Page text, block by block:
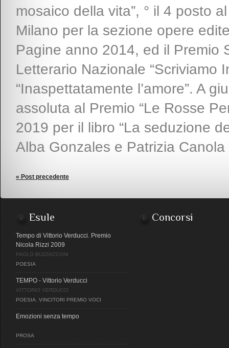
mosaico della vita”, ° il 4 posto
Milano per la sezione opere
Pagine anno 2014, ed il Premio
Letterario Nazionale “Scriviamo
“Inaspettatamente l’amore”. A
assoluta al Premio “Le Rosse
2019 per il libro “La seduzione
Alba Gonzales e Patrizia
« Post precedente
Esule
Tempo di Vittorio Verducci. Premio
Nicola Rizzi 2009
PAOLO BUZZACCONI
POESIA
TEMPO - Vittorio Verducci
VITTORIO VERDUCCI
POESIA
VINCITORI PREMIO VOCI
Emozioni senza tempo
PROSA
Concorsi